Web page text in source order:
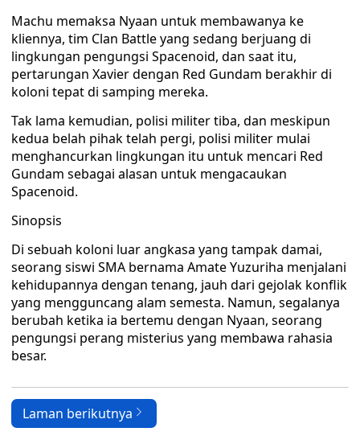
Machu memaksa Nyaan untuk membawanya ke
kliennya, tim Clan Battle yang sedang berjuang di
lingkungan pengungsi Spacenoid, dan saat itu,
pertarungan Xavier dengan Red Gundam berakhir di
koloni tepat di samping mereka.
Tak lama kemudian, polisi militer tiba, dan meskipun
kedua belah pihak telah pergi, polisi militer mulai
menghancurkan lingkungan itu untuk mencari Red
Gundam sebagai alasan untuk mengacaukan
Spacenoid.
Sinopsis
Di sebuah koloni luar angkasa yang tampak damai,
seorang siswi SMA bernama Amate Yuzuriha menjalani
kehidupannya dengan tenang, jauh dari gejolak konflik
yang mengguncang alam semesta. Namun, segalanya
berubah ketika ia bertemu dengan Nyaan, seorang
pengungsi perang misterius yang membawa rahasia
besar.
Laman berikutnya